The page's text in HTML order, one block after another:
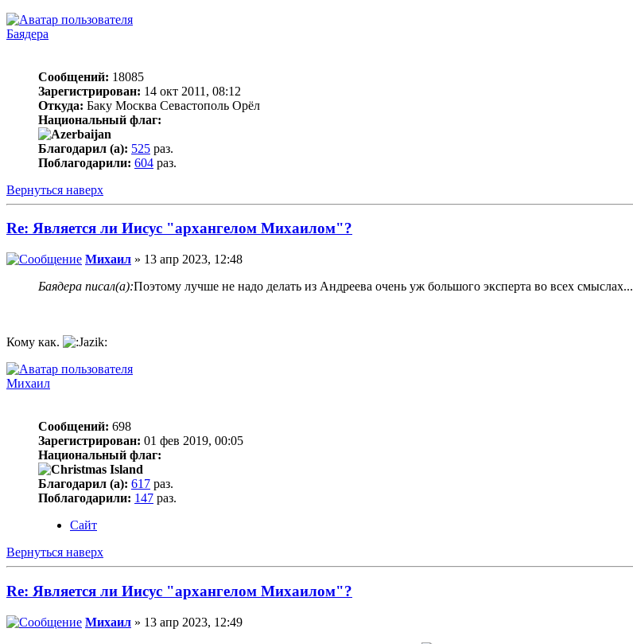
Баядера
Сообщений: 18085
Зарегистрирован: 14 окт 2011, 08:12
Откуда: Баку Москва Севастополь Орёл
Национальный флаг:
Благодарил (а): 525 раз.
Поблагодарили: 604 раз.
Вернуться наверх
Re: Является ли Иисус "архангелом Михаилом"?
Михаил » 13 апр 2023, 12:48
Баядера писал(а):Поэтому лучше не надо делать из Андреева очень уж большого эксперта во всех смыслах...
Кому как.
Михаил
Сообщений: 698
Зарегистрирован: 01 фев 2019, 00:05
Национальный флаг:
Благодарил (а): 617 раз.
Поблагодарили: 147 раз.
Сайт
Вернуться наверх
Re: Является ли Иисус "архангелом Михаилом"?
Михаил » 13 апр 2023, 12:49